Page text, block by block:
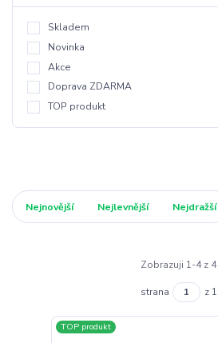
Skladem
Novinka
Akce
Doprava ZDARMA
TOP produkt
Nejnovější Nejlevnější Nejdražší
Zobrazuji 1-4 z 4
strana z 1
TOP produkt